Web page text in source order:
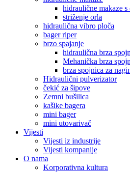
hidraulične makaze
striženje orla
hidraulična vibro ploča
bager riper
brzo spajanje
hidraulična brza
Mehanička brza
brza spojnica za
Hidraulični pulverizator
čekić za šipove
Zemni bušilica
kašike bagera
mini bager
mini utovarivač
Vijesti
Vijesti iz industrije
Vijesti kompanije
O nama
Korporativna kultura